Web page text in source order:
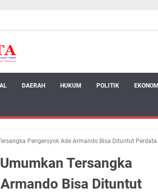
DAERAH HUKUM POLITIK EKONOMI
Pengeroyok Ade Armando Bisa Dituntut Perdata
Tersangka
Bisa Dituntut